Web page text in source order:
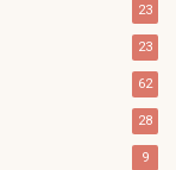
23
23
62
28
9